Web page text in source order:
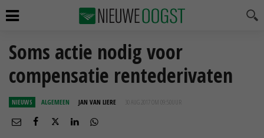
Soms actie nodig voor
compensatie rentederivaten
NIEUWS ALGEMEEN JAN VAN LIERE 30 AUG 2017 OM 09:50